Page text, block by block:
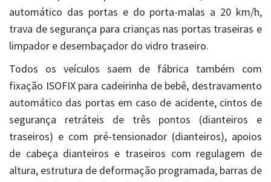
automático das portas e do porta-malas a 20 km/h,
trava de segurança para crianças nas portas traseiras e
limpador e desembaçador do vidro traseiro.
Todos os veículos saem de fábrica também com
fixação ISOFIX para cadeirinha de bebê, destravamento
automático das portas em caso de acidente, cintos de
segurança retráteis de três pontos (dianteiros e
traseiros) e com pré-tensionador (dianteiros), apoios
de cabeça dianteiros e traseiros com regulagem de
altura, estrutura de deformação programada, barras de